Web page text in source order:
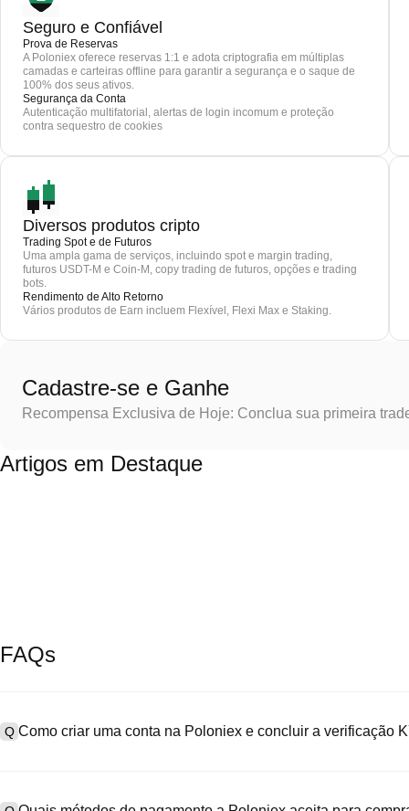
Seguro e Confiável
Prova de Reservas
A Poloniex oferece reservas 1:1 e adota criptografia em múltiplas
camadas e carteiras offline para garantir a segurança e o saque de
100% dos seus ativos.
Segurança da Conta
Autenticação multifatorial, alertas de login incomum e proteção
contra sequestro de cookies
Diversos produtos cripto
Trading Spot e de Futuros
Uma ampla gama de serviços, incluindo spot e margin trading,
futuros USDT-M e Coin-M, copy trading de futuros, opções e trading
bots.
Rendimento de Alto Retorno
Vários produtos de Earn incluem Flexível, Flexi Max e Staking.
Cadastre-se e Ganhe
Recompensa Exclusiva de Hoje: Conclua sua primeira
Artigos em Destaque
FAQs
Q Como criar uma conta na Poloniex e concluir a verificação